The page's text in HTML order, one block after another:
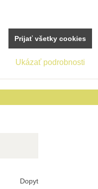
Dopyt
Ukázať podrobnosti
Prijať všetky cookies